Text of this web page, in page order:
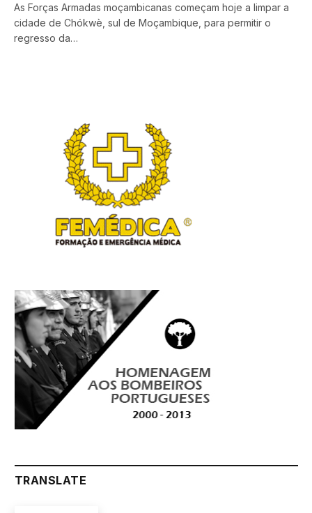
As Forças Armadas moçambicanas começam hoje a limpar a
cidade de Chókwè, sul de Moçambique, para permitir o
regresso da…
TRANSLATE